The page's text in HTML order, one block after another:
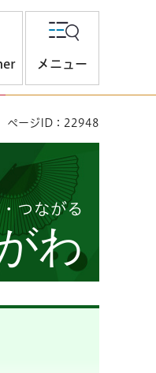
メニュー
ページID：22948
つながる
わ